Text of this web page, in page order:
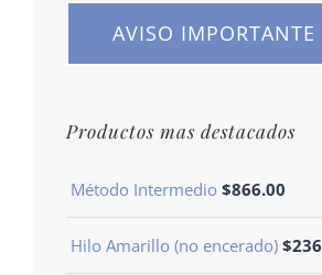
AVISO IMPORTANTE
Productos mas destacados
Método Intermedio $866.00
Hilo Amarillo (no encerado) $